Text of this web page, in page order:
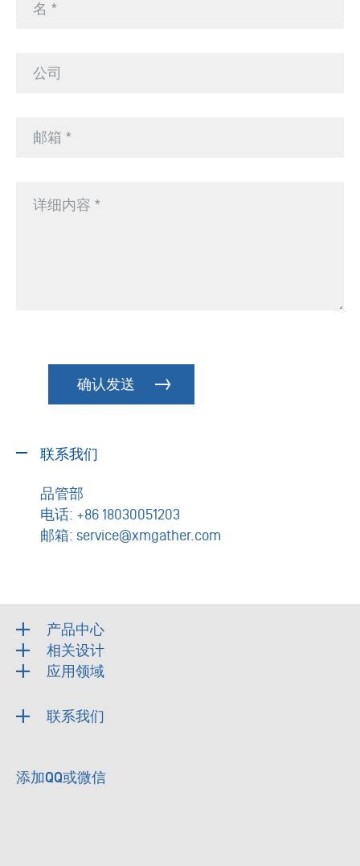
联系我们
品管部
电话: +86 18030051203
邮箱: service@xmgather.com
产品中心
相关设计
应用领域
联系我们
添加QQ或微信